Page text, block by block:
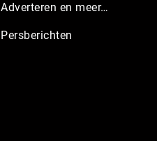
Adverteren en meer…
Persberichten